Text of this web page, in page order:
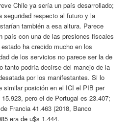
Chile ya sería un país desarrollado;
seguridad respecto al futuro y la
también a esa altura. Parece
país con una de las presiones fiscales
ha crecido mucho en los
de los servicios no parece ser la de
tanto podría decirse del manejo de la
por los manifestantes. Si lo
similar posición en el ICI el PIB per
pero el de Portugal es 23.407;
Francia 41.463 (2018, Banco
era de u$s 1.444.